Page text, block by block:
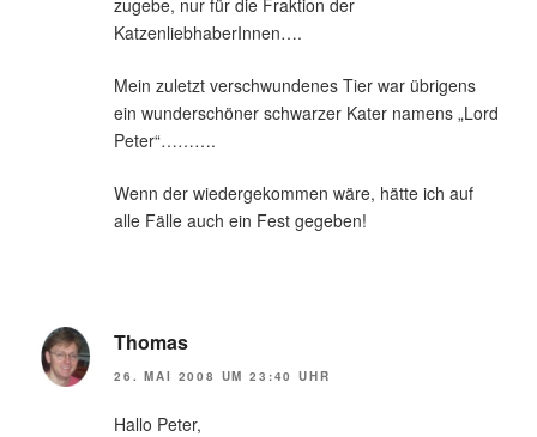
zugebe, nur für die Fraktion der
KatzenliebhaberInnen….
Mein zuletzt verschwundenes Tier war übrigens
ein wunderschöner schwarzer Kater namens „Lord
Peter“……….
Wenn der wiedergekommen wäre, hätte ich auf
alle Fälle auch ein Fest gegeben!
Thomas
26. MAI 2008 UM 23:40 UHR
Hallo Peter,